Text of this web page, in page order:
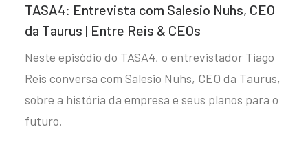
TASA4: Entrevista com Salesio Nuhs, CEO
da Taurus | Entre Reis & CEOs
Neste episódio do TASA4, o entrevistador Tiago
Reis conversa com Salesio Nuhs, CEO da Taurus,
sobre a história da empresa e seus planos para o
futuro.